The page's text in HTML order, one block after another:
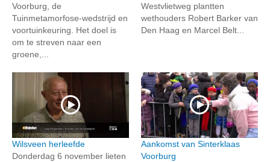
Voorburg, de
Tuinmetamorfose-wedstrijd en
voortuinkeuring. Het doel is
om te streven naar een
groene,...
Westvlietweg plantten
wethouders Robert Barker van
Den Haag en Marcel Belt...
Wilsveen herleefde
Donderdag 6 november lieten
Aankomst van Sinterklaas
Voorburg